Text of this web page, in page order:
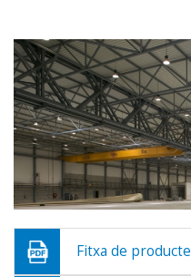
Fitxa de producte